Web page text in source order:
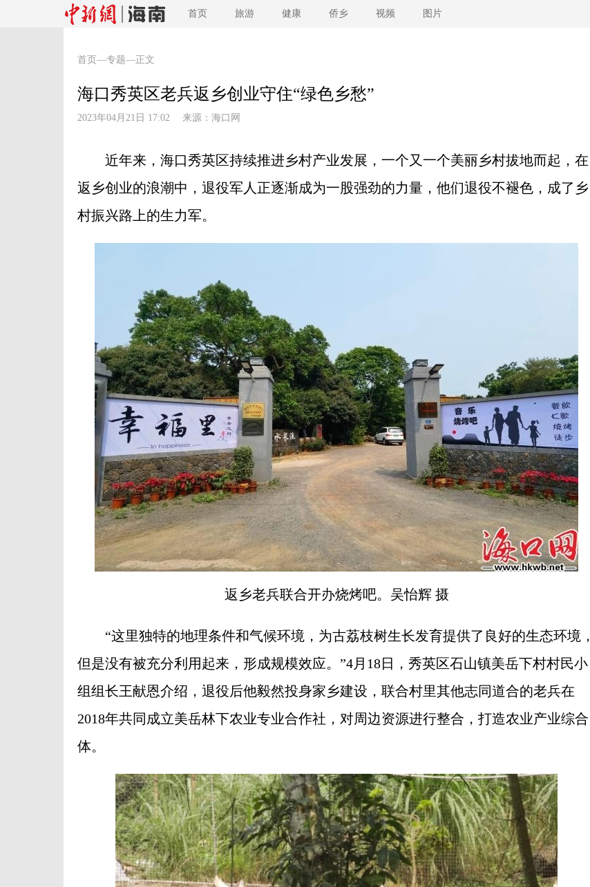
首页 旅游 健康 侨乡 视频 图片
首页 —专题—正文
海口秀英区老兵返乡创业守住“绿色乡愁”
2023年04月21日 17:02 来源： 海口网
近年来，海口秀英区持续推进乡村产业发展，一个又一个美丽乡村拔地而起，在
返乡创业的浪潮中，退役军人正逐渐成为一股强劲的力量，他们退役不褪色，成了乡
村振兴路上的生力军。
返乡老兵联合开办烧烤吧。吴怡辉 摄
“这里独特的地理条件和气候环境，为古荔枝树生长发育提供了良好的生态环境，
但是没有被充分利用起来，形成规模效应。”4月18日，秀英区石山镇美岳下村村民小
组组长王献恩介绍，退役后他毅然投身家乡建设，联合村里其他志同道合的老兵在
2018年共同成立美岳林下农业专业合作社，对周边资源进行整合，打造农业产业综合
体。